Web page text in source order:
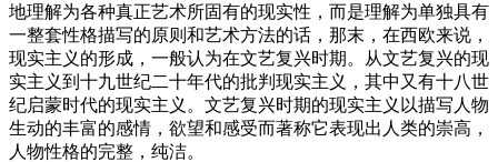
地理解为各种真正艺术所固有的现实性，而是理解为单独具有
一整套性格描写的原则和艺术方法的话，那末，在西欧来说，
现实主义的形成，一般认为在文艺复兴时期。从文艺复兴的现
实主义到十九世纪二十年代的批判现实主义，其中又有十八世
纪启蒙时代的现实主义。文艺复兴时期的现实主义以描写人物
生动的丰富的感情，欲望和感受而著称它表现出人类的崇高，
人物性格的完整，纯洁。